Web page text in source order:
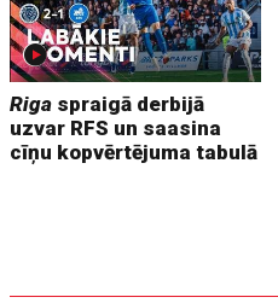
Riga spraigā derbijā
uzvar RFS un saasina
cīņu kopvērtējuma tabulā